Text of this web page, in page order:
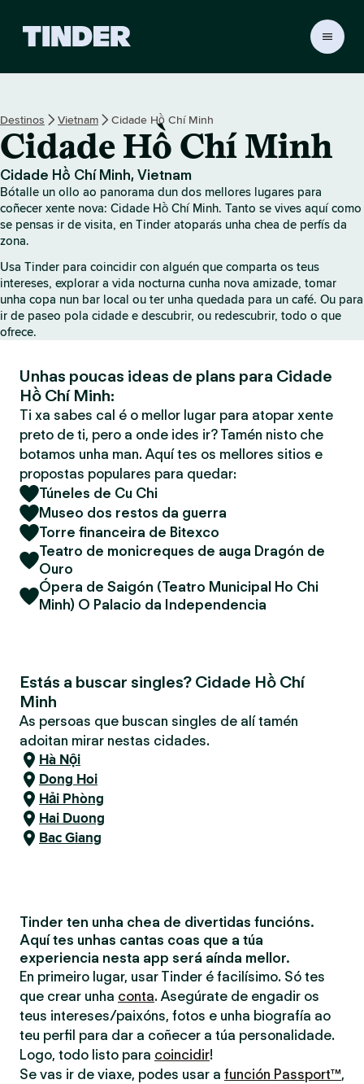
r
H
o
m
e
Destinos Vietnam Cidade Hồ Chí Minh
Cidade Hồ Chí Minh
Cidade Hồ Chí Minh, Vietnam
Bótalle un ollo ao panorama dun dos mellores lugares para
coñecer xente nova: Cidade Hồ Chí Minh. Tanto se vives aquí como
se pensas ir de visita, en Tinder atoparás unha chea de perfís da
zona.
Usa Tinder para coincidir con alguén que comparta os teus
intereses, explorar a vida nocturna cunha nova amizade, tomar
unha copa nun bar local ou ter unha quedada para un café. Ou para
ir de paseo pola cidade e descubrir, ou redescubrir, todo o que
ofrece.
Unhas poucas ideas de plans para Cidade
Hồ Chí Minh:
Ti xa sabes cal é o mellor lugar para atopar xente
preto de ti, pero a onde ides ir? Tamén nisto che
botamos unha man. Aquí tes os mellores sitios e
propostas populares para quedar:
Túneles de Cu Chi
Museo dos restos da guerra
Torre financeira de Bitexco
Teatro de monicreques de auga Dragón de
Ouro
Ópera de Saigón (Teatro Municipal Ho Chi
Minh) O Palacio da Independencia
Estás a buscar singles? Cidade Hồ Chí
Minh
As persoas que buscan singles de alí tamén
adoitan mirar nestas cidades.
Hà Nội
Dong Hoi
Hải Phòng
Hai Duong
Bac Giang
Tinder ten unha chea de divertidas funcións.
Aquí tes unhas cantas coas que a túa
experiencia nesta app será aínda mellor.
En primeiro lugar, usar Tinder é facilísimo. Só tes
que crear unha conta. Asegúrate de engadir os
teus intereses/paixóns, fotos e unha biografía ao
teu perfil para dar a coñecer a túa personalidade.
Logo, todo listo para coincidir!
Se vas ir de viaxe, podes usar a función Passport™,